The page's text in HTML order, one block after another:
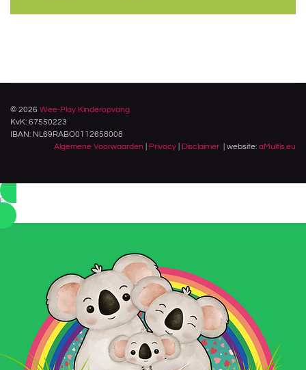
© 2026 Wee-Play Kinderopvang
KvK: 67550223
IBAN: NL69RABO0112658008
Algemene Voorwaarden
Privacy Disclaimer | website: aMultis.eu